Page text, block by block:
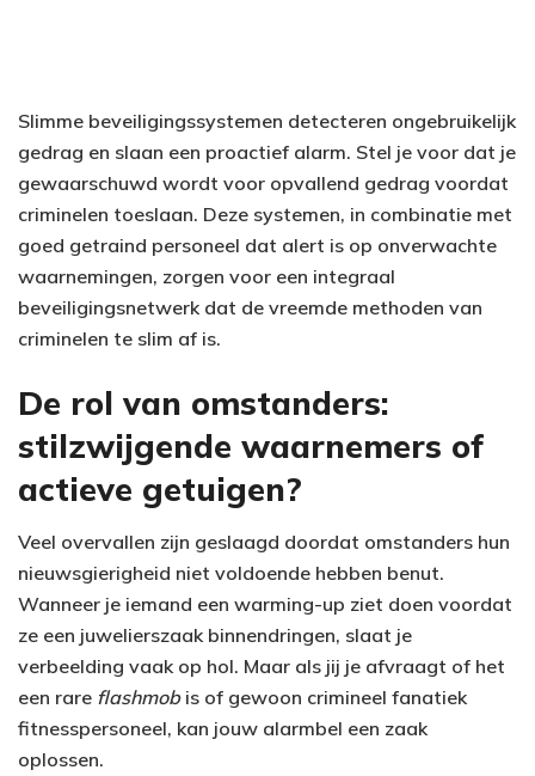
Slimme beveiligingssystemen detecteren ongebruikelijk
gedrag en slaan een proactief alarm. Stel je voor dat je
gewaarschuwd wordt voor opvallend gedrag voordat
criminelen toeslaan. Deze systemen, in combinatie met
goed getraind personeel dat alert is op onverwachte
waarnemingen, zorgen voor een integraal
beveiligingsnetwerk dat de vreemde methoden van
criminelen te slim af is.
De rol van omstanders:
stilzwijgende waarnemers of
actieve getuigen?
Veel overvallen zijn geslaagd doordat omstanders hun
nieuwsgierigheid niet voldoende hebben benut.
Wanneer je iemand een warming-up ziet doen voordat
ze een juwelierszaak binnendringen, slaat je
verbeelding vaak op hol. Maar als jij je afvraagt of het
een rare flashmobis of gewoon crimineel fanatiek
fitnesspersoneel, kan jouw alarmbel een zaak
oplossen.